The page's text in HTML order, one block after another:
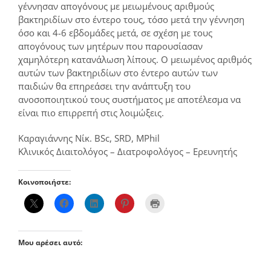
γέννησαν απογόνους με μειωμένους αριθμούς
βακτηριδίων στο έντερο τους, τόσο μετά την γέννηση
όσο και 4-6 εβδομάδες μετά, σε σχέση με τους
απογόνους των μητέρων που παρουσίασαν
χαμηλότερη κατανάλωση λίπους. Ο μειωμένος αριθμός
αυτών των βακτηριδίων στο έντερο αυτών των
παιδιών θα επηρεάσει την ανάπτυξη του
ανοσοποιητικού τους συστήματος με αποτέλεσμα να
είναι πιο επιρρεπή στις λοιμώξεις.
Καραγιάννης Νίκ. BSc, SRD, MPhil
Κλινικός Διαιτολόγος – Διατροφολόγος – Ερευνητής
Κοινοποιήστε:
Μου αρέσει αυτό: